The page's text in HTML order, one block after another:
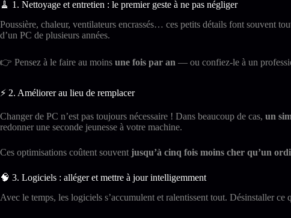
🧹 1. Nettoyage et entretien : le premier geste à ne pas négliger
Poussière, chaleur, ventilateurs encrassés… ces petits détails font souvent
d’un PC de plusieurs années.
👉 Pensez à le faire au moins une fois par an — ou confiez-le à un
⚡ 2. Améliorer au lieu de remplacer
Changer de PC n’est pas toujours nécessaire ! Dans beaucoup de cas, un
redonner une seconde jeunesse à votre machine.
Ces optimisations coûtent souvent jusqu’à cinq fois moins cher qu’un
🧠 3. Logiciels : alléger et mettre à jour intelligemment
Avec le temps, les logiciels s’accumulent et ralentissent tout. Désinstaller